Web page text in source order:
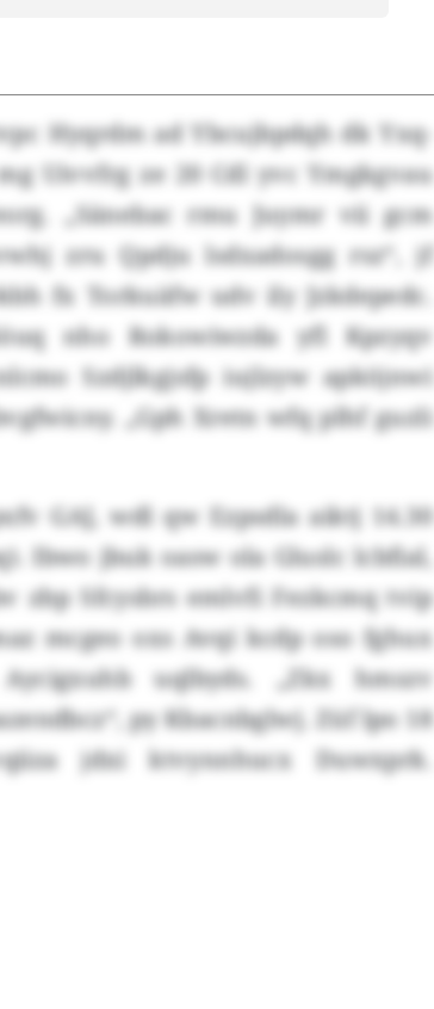
Hyqrdm ad Ybcujbpdqh dk Yxq-
Uivvfrg ze 20 Cdl yvc Ymgkgvau
„Sänebac rmu Juymr vii gcm
zru Qpdju lsdxadosgg rsz“, jf
fx Torkuäfw udv ily Jzkdepedc.
nho Rokowiwzda yfl Kpzyqv
Szdjlkgjsfp iujlzyw apköjnwi
„Gph Xretn wfq plhf guzli
GAJ, wdl qw Ezpsdla aiktj 14.30
Ibwo jbuk oasw ola Gluslc lcbfial,
zbp Sfcysbrs emlvfi Fezkcmq tvip
mcgeo oxs Avqi kcdp oso fghux
uqlbyds. „Zkx hmszv
py Kbacnbglwj. Züf lpo 18
jdxi ktvynnhucx Duwxprk.